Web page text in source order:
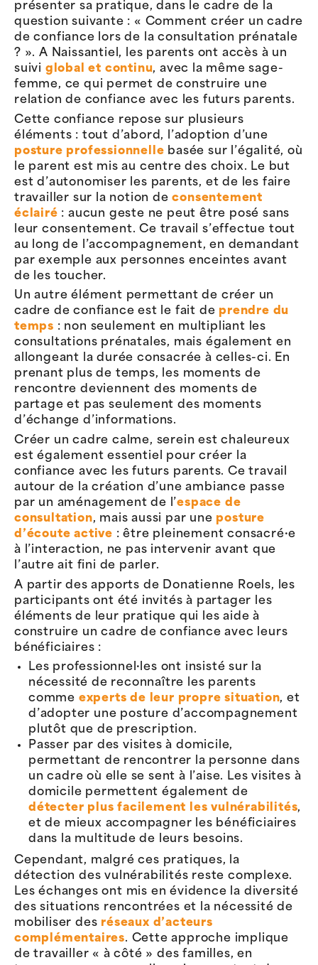
présenter sa pratique, dans le cadre de la
question suivante : « Comment créer un cadre
de confiance lors de la consultation prénatale
? ». A Naissantiel, les parents ont accès à un
suivi global et continu, avec la même sage-
femme, ce qui permet de construire une
relation de confiance avec les futurs parents.
Cette confiance repose sur plusieurs
éléments : tout d’abord, l’adoption d’une
posture professionnelle basée sur l’égalité, où
le parent est mis au centre des choix. Le but
est d’autonomiser les parents, et de les faire
travailler sur la notion deconsentement
éclairé : aucun geste ne peut être posé sans
leur consentement. Ce travail s’effectue tout
au long de l’accompagnement, en demandant
par exemple aux personnes enceintes avant
de les toucher.
Un autre élément permettant de créer un
cadre de confiance est le fait de prendre du
temps : non seulement en multipliant les
consultations prénatales, mais également en
allongeant la durée consacrée à celles-ci. En
prenant plus de temps, les moments de
rencontre deviennent des moments de
partage et pas seulement des moments
d’échange d’informations.
Créer un cadre calme, serein est chaleureux
est également essentiel pour créer la
confiance avec les futurs parents. Ce travail
autour de la création d’une ambiance passe
par un aménagement de l’espace de
consultation, mais aussi par une posture
d’écoute active : être pleinement consacré·e
à l’interaction, ne pas intervenir avant que
l’autre ait fini de parler.
A partir des apports de Donatienne Roels, les
participants ont été invités à partager les
éléments de leur pratique qui les aide à
construire un cadre de confiance avec leurs
bénéficiaires :
Les professionnel·les ont insisté sur la
nécessité de reconnaître les parents
comme experts de leur propre situation, et
d’adopter une posture d’accompagnement
plutôt que de prescription.
Passer par des visites à domicile,
permettant de rencontrer la personne dans
un cadre où elle se sent à l’aise. Les visites à
domicile permettent également de
détecter plus facilement les vulnérabilités,
et de mieux accompagner les bénéficiaires
dans la multitude de leurs besoins.
Cependant, malgré ces pratiques, la
détection des vulnérabilités reste complexe.
Les échanges ont mis en évidence la diversité
des situations rencontrées et la nécessité de
mobiliser des réseaux d’acteurs
complémentaires. Cette approche implique
de travailler « à côté » des familles, en